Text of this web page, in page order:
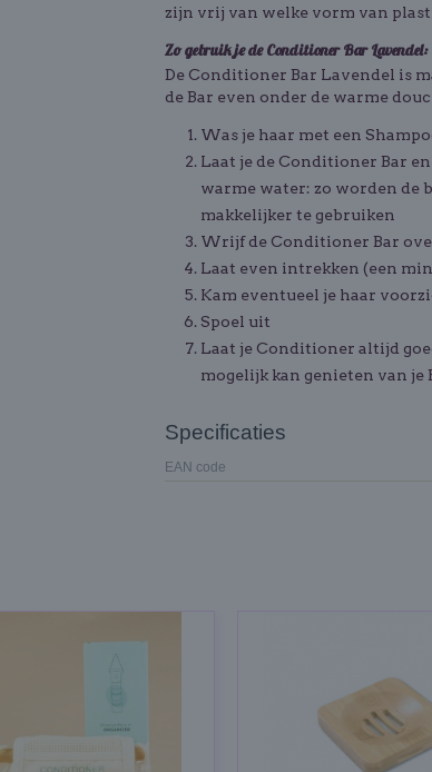
zijn vrij van welke vorm van
Zo gebruik je de Conditioner Bar Lavendel:
De Conditioner Bar Lavendel is
de Bar even onder de warme
Was je haar met een
Laat je de Conditioner Bar
warme water: zo worden de
makkelijker te gebruiken
Wrijf de Conditioner Bar
Laat even intrekken (een
Kam eventueel je haar
Spoel uit
Laat je Conditioner altijd
mogelijk kan genieten van je
Specificaties
EAN code